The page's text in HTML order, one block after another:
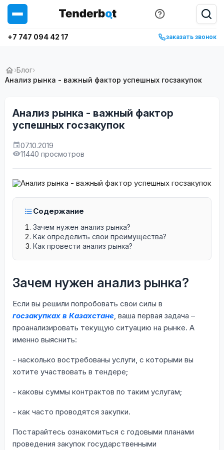
+7 747 094 42 17 заказать звонок
›Блог›
Анализ рынка - важный фактор успешных госзакупок
Анализ рынка - важный фактор
успешных госзакупок
07.10.2019
11440 просмотров
Содержание
Зачем нужен анализ рынка?
Как определить свои преимущества?
Как провести анализ рынка?
Зачем нужен анализ рынка?
Если вы решили попробовать свои силы в
госзакупках в Казахстане, ваша первая задача –
проанализировать текущую ситуацию на рынке. А
именно выяснить:
- насколько востребованы услуги, с которыми вы
хотите участвовать в тендере;
- каковы суммы контрактов по таким услугам;
- как часто проводятся закупки.
Постарайтесь ознакомиться с годовыми планами
проведения закупок государственными